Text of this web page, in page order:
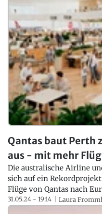
Qantas baut Perth
aus - mit mehr
Die australische Airline
sich auf ein
Flüge von Qantas nach
31.05.24 - 19:14 Laura